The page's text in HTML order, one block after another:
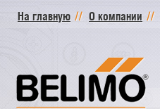
На главную О компании